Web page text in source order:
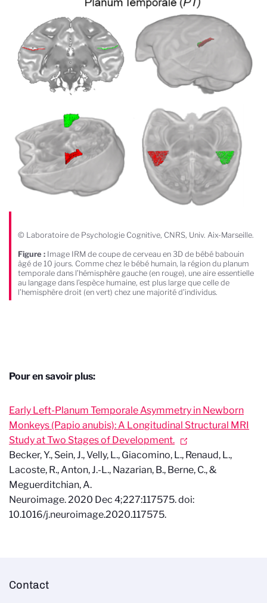
© Laboratoire de Psychologie Cognitive, CNRS, Univ. Aix-Marseille.
Figure : Image IRM de coupe de cerveau en 3D de bébé babouin
âgé de 10 jours. Comme chez le bébé humain, la région du planum
temporale dans l’hémisphère gauche (en rouge), une aire essentielle
au langage dans l’espèce humaine, est plus large que celle de
l’hemisphère droit (en vert) chez une majorité d’individus.
Pour en savoir plus:
Early Left-Planum Temporale Asymmetry in Newborn
Monkeys (Papio anubis): A Longitudinal Structural MRI
Study at Two Stages of Development.
Becker, Y., Sein, J., Velly, L., Giacomino, L., Renaud, L.,
Lacoste, R., Anton, J.-L., Nazarian, B., Berne, C., &
Meguerditchian, A.
Neuroimage. 2020 Dec 4;227:117575. doi:
10.1016/j.neuroimage.2020.117575.
Contact